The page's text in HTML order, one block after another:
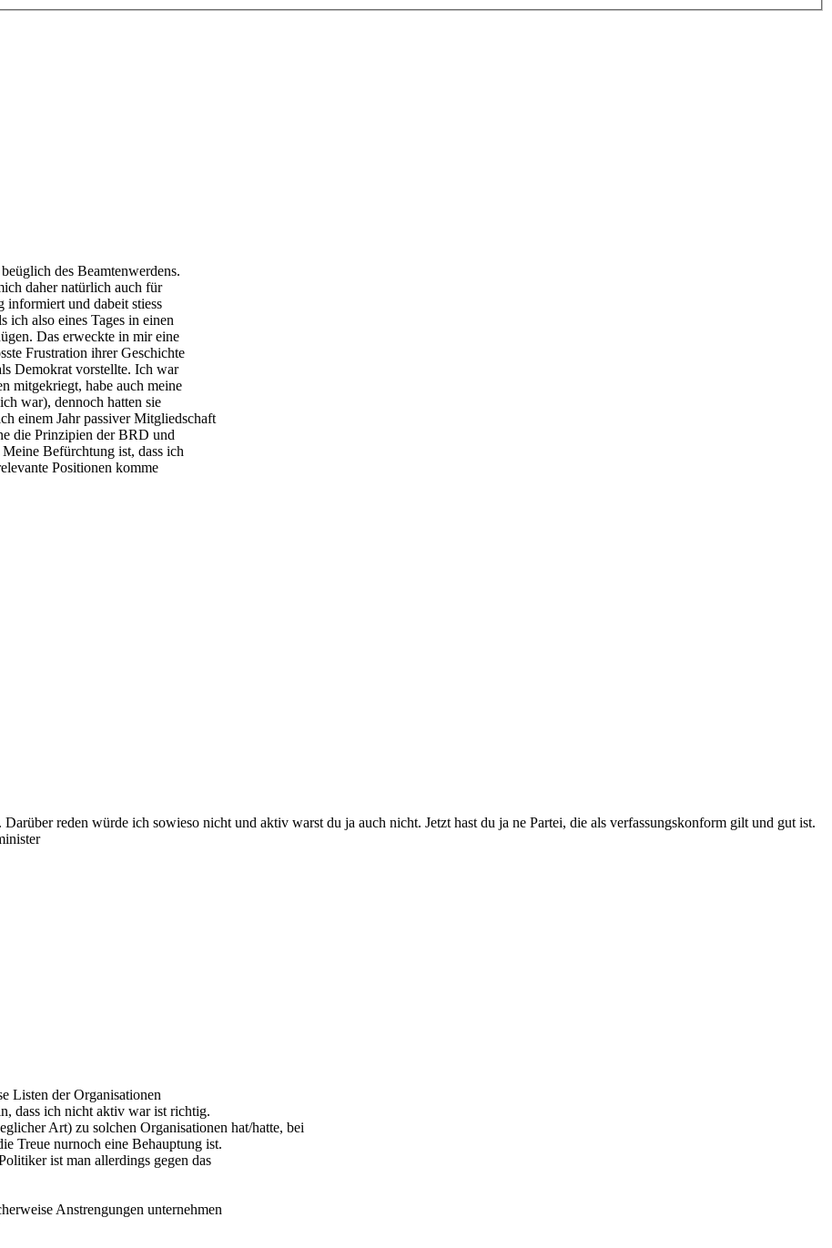
des Beamtenwerdens.
daher natürlich auch für
und dabeit stiess
ich also eines Tages in einen
Das erweckte in mir eine
Frustration ihrer Geschichte
Demokrat vorstellte. Ich war
mitgekriegt, habe auch meine
war), dennoch hatten sie
einem Jahr passiver Mitgliedschaft
die Prinzipien der BRD und
Befürchtung ist, dass ich
Positionen komme
reden würde ich sowieso nicht und aktiv warst du ja auch nicht. Jetzt hast du ja ne Partei, die als verfassungskonform gilt und gut ist.
Listen der Organisationen
dass ich nicht aktiv war ist richtig.
Art) zu solchen Organisationen hat/hatte, bei
Treue nurnoch eine Behauptung ist.
ist man allerdings gegen das
Anstrengungen unternehmen